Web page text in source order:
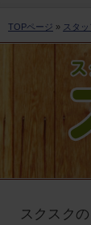
TOPページ » スタ
スクスク